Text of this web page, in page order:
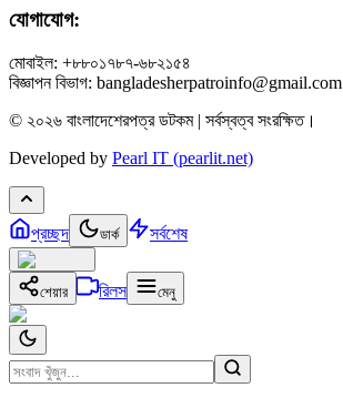
যোগাযোগ:
মোবাইল: +৮৮০১৭৮৭-৬৮২১৫৪
বিজ্ঞাপন বিভাগ: bangladesherpatroinfo@gmail.com
© ২০২৬ বাংলাদেশেরপত্র ডটকম | সর্বস্বত্ব সংরক্ষিত।
Developed by Pearl IT (pearlit.net)
প্রচ্ছদ ডার্ক সর্বশেষ
শেয়ার রিলস মেনু